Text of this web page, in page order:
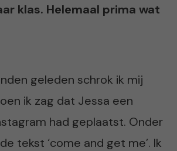
klas. Helemaal prima wat
geleden schrok ik mij
ik zag dat Jessa een
had geplaatst. Onder
tekst ‘come and get me’. Ik